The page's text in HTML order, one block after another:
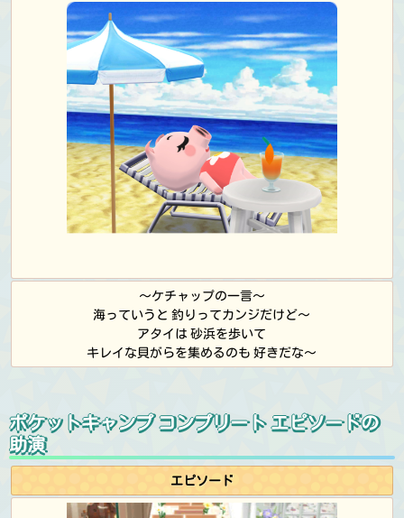
～ケチャップの一言～
海っていうと 釣りってカンジだけど～
アタイは 砂浜を歩いて
キレイな貝がらを集めるのも 好きだな～
ポケットキャンプ コンプリート エピソードの
助演
エピソード